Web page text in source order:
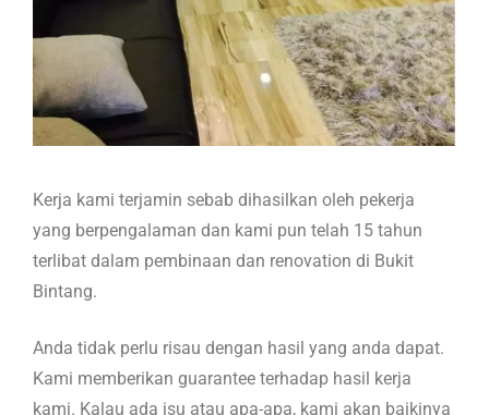
Kerja kami terjamin sebab dihasilkan oleh pekerja
yang berpengalaman dan kami pun telah 15 tahun
terlibat dalam pembinaan dan renovation di Bukit
Bintang.
Anda tidak perlu risau dengan hasil yang anda dapat.
Kami memberikan guarantee terhadap hasil kerja
kami. Kalau ada isu atau apa-apa, kami akan baikinya